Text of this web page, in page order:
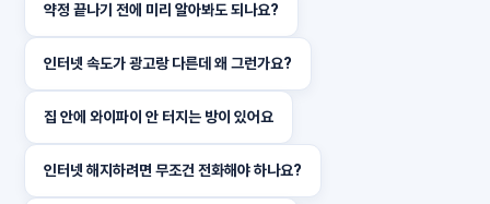
약정 끝나기 전에 미리 알아봐도 되나요?
인터넷 속도가 광고랑 다른데 왜 그런가요?
집 안에 와이파이 안 터지는 방이 있어요
인터넷 해지하려면 무조건 전화해야 하나요?